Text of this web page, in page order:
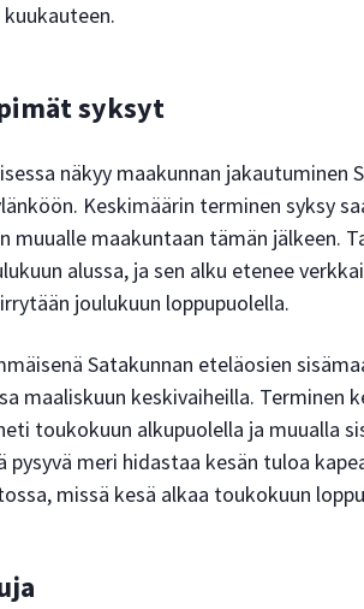
syksyt
näkyy maakunnan jakautuminen
Keskimäärin terminen syksy
muualle maakuntaan tämän jälkeen.
alussa, ja sen alku etenee
joulukuun loppupuolella.
Satakunnan eteläosien
maaliskuun keskivaiheilla. Terminen
toukokuun alkupuolella ja muualla
meri hidastaa kesän tuloa
missä kesä alkaa toukokuun